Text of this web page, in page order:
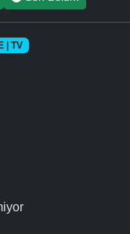
| TV